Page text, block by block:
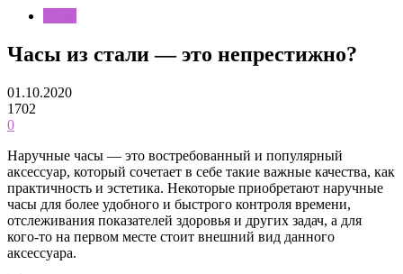
Часы из стали — это непрестижно?
01.10.2020
1702
0
Наручные часы — это востребованный и популярный
аксессуар, который сочетает в себе такие важные качества, как
практичность и эстетика. Некоторые приобретают наручные
часы для более удобного и быстрого контроля времени,
отслеживания показателей здоровья и других задач, а для
кого-то на первом месте стоит внешний вид данного
аксессуара.